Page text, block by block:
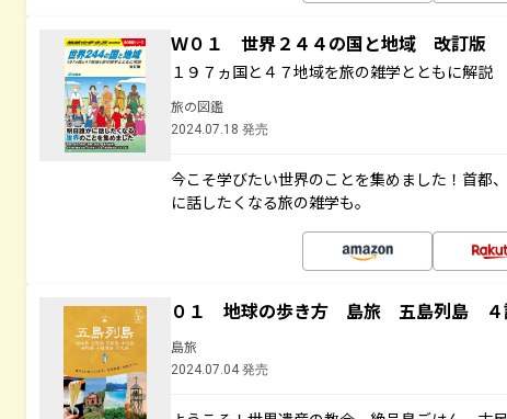
Ｗ０１ 世界２４４の国と地域 改訂版
１９７ヵ国と４７地域を旅の雑学とともに解説
旅の図鑑
2024.07.18 発売
今こそ学びたい世界のことを集めました！首都
に話したくなる旅の雑学も。
０１ 地球の歩き方 島旅 五島列島 ４
島旅
2024.07.04 発売